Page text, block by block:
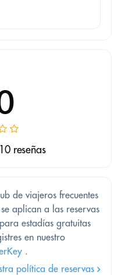
reseñas
de viajeros frecuentes
aplican a las reservas
estadías gratuitas
en nuestro
.
política de reservas